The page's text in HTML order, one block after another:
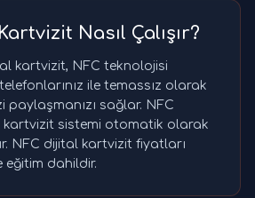
Nasıl Çalışır?
kartvizit, NFC teknolojisi
ile temassız olarak
paylaşmanızı sağlar. NFC
kartvizit sistemi otomatik olarak
NFC dijital kartvizit fiyatları
eğitim dahildir.